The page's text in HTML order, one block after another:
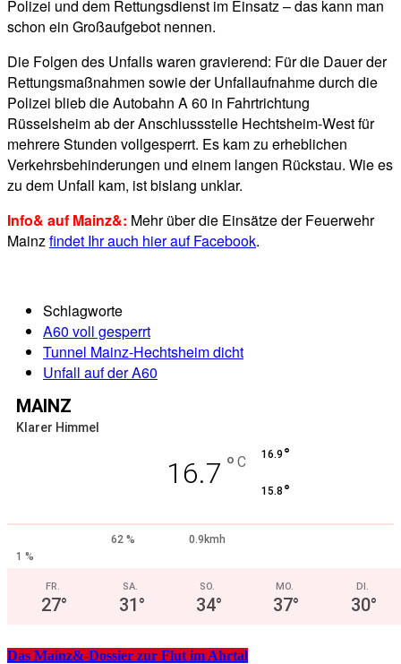
Polizei und dem Rettungsdienst im Einsatz – das kann man
schon ein Großaufgebot nennen.
Die Folgen des Unfalls waren gravierend: Für die Dauer der
Rettungsmaßnahmen sowie der Unfallaufnahme durch die
Polizei blieb die Autobahn A 60 in Fahrtrichtung
Rüsselsheim ab der Anschlussstelle Hechtsheim-West für
mehrere Stunden vollgesperrt. Es kam zu erheblichen
Verkehrsbehinderungen und einem langen Rückstau. Wie es
zu dem Unfall kam, ist bislang unklar.
Info& auf Mainz&: Mehr über die Einsätze der Feuerwehr
Mainz findet Ihr auch hier auf Facebook.
Schlagworte
A60 voll gesperrt
Tunnel Mainz-Hechtsheim dicht
Unfall auf der A60
MAINZ
Klarer Himmel
16.7 ° C 16.9 °
15.8 °
62 %
0.9kmh
1 %
FR.
27°
SA.
31°
SO.
34°
MO.
37°
DI.
30°
Das Mainz&-Dossier zur Flut im Ahrtal